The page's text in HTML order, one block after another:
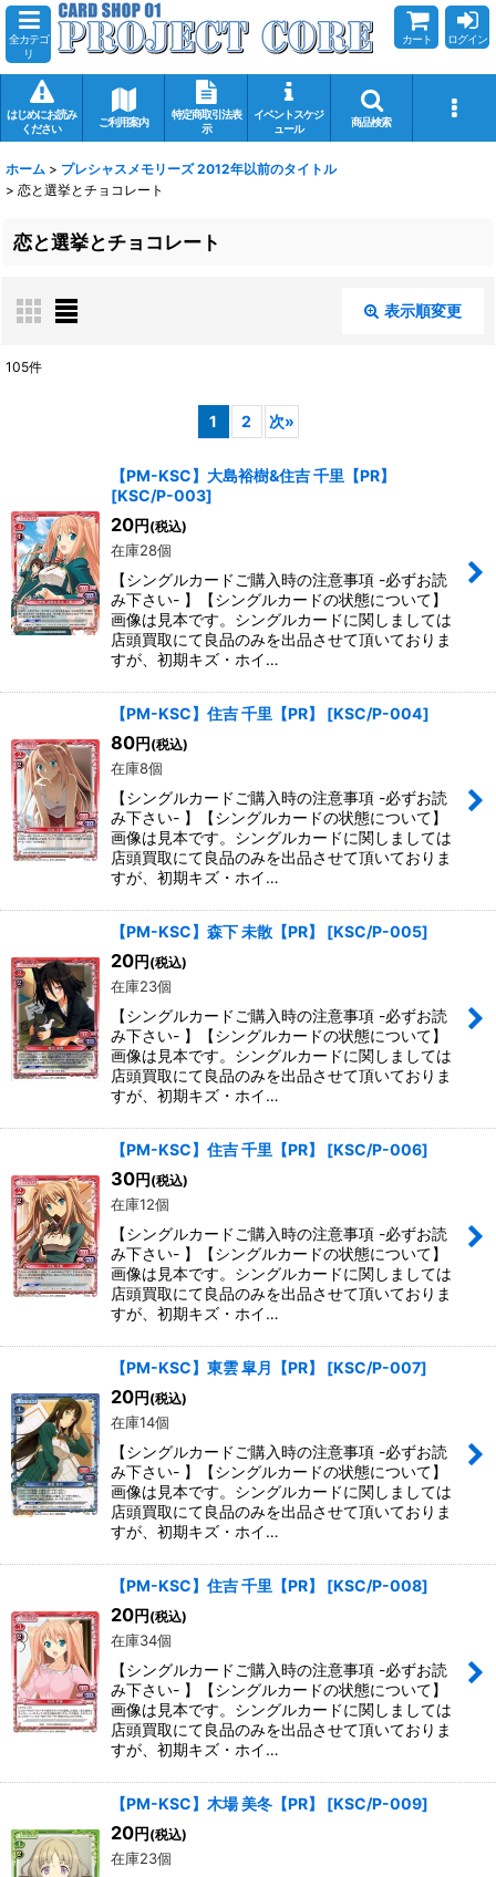
全カテゴ
リ
カート ログイン
はじめにお読み
ください
ご利用案内
特定商取引法表
示
イベントスケジ
ュール
商品検索
ホーム > プレシャスメモリーズ 2012年以前のタイトル
> 恋と選挙とチョコレート
恋と選挙とチョコレート
表示順変更
105件
1 2 次»
【PM-KSC】大島裕樹&住吉 千里【PR】
[KSC/P-003]
20円 (税込)
在庫28個
【シングルカードご購入時の注意事項 -必ずお読
み下さい- 】【シングルカードの状態について】
画像は見本です。シングルカードに関しましては
店頭買取にて良品のみを出品させて頂いておりま
すが、初期キズ・ホイ…
【PM-KSC】住吉 千里【PR】 [KSC/P-004]
80円 (税込)
在庫8個
【シングルカードご購入時の注意事項 -必ずお読
み下さい- 】【シングルカードの状態について】
画像は見本です。シングルカードに関しましては
店頭買取にて良品のみを出品させて頂いておりま
すが、初期キズ・ホイ…
【PM-KSC】森下 未散【PR】 [KSC/P-005]
20円 (税込)
在庫23個
【シングルカードご購入時の注意事項 -必ずお読
み下さい- 】【シングルカードの状態について】
画像は見本です。シングルカードに関しましては
店頭買取にて良品のみを出品させて頂いておりま
すが、初期キズ・ホイ…
【PM-KSC】住吉 千里【PR】 [KSC/P-006]
30円 (税込)
在庫12個
【シングルカードご購入時の注意事項 -必ずお読
み下さい- 】【シングルカードの状態について】
画像は見本です。シングルカードに関しましては
店頭買取にて良品のみを出品させて頂いておりま
すが、初期キズ・ホイ…
【PM-KSC】東雲 皐月【PR】 [KSC/P-007]
20円 (税込)
在庫14個
【シングルカードご購入時の注意事項 -必ずお読
み下さい- 】【シングルカードの状態について】
画像は見本です。シングルカードに関しましては
店頭買取にて良品のみを出品させて頂いておりま
すが、初期キズ・ホイ…
【PM-KSC】住吉 千里【PR】 [KSC/P-008]
20円 (税込)
在庫34個
【シングルカードご購入時の注意事項 -必ずお読
み下さい- 】【シングルカードの状態について】
画像は見本です。シングルカードに関しましては
店頭買取にて良品のみを出品させて頂いておりま
すが、初期キズ・ホイ…
【PM-KSC】木場 美冬【PR】 [KSC/P-009]
20円 (税込)
在庫23個